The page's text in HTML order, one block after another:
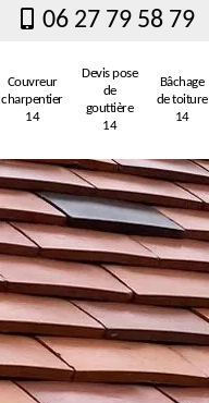
06 27 79 58 79
Couvreur
charpentier
14
Devis pose
de
gouttière
14
Bâchage
de toiture
14